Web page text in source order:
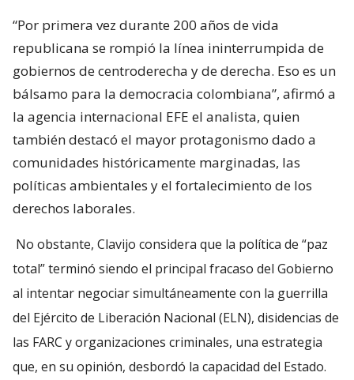
“Por primera vez durante 200 años de vida
republicana se rompió la línea ininterrumpida de
gobiernos de centroderecha y de derecha. Eso es un
bálsamo para la democracia colombiana”, afirmó a
la agencia internacional EFE el analista, quien
también destacó el mayor protagonismo dado a
comunidades históricamente marginadas, las
políticas ambientales y el fortalecimiento de los
derechos laborales.
No obstante, Clavijo considera que la política de “paz
total” terminó siendo el principal fracaso del Gobierno
al intentar negociar simultáneamente con la guerrilla
del Ejército de Liberación Nacional (ELN), disidencias de
las FARC y organizaciones criminales, una estrategia
que, en su opinión, desbordó la capacidad del Estado.